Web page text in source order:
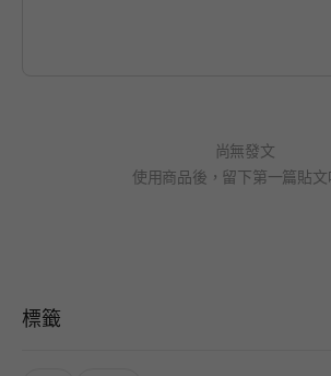
尚無發文
使用商品後，留下第一篇貼文
標籤